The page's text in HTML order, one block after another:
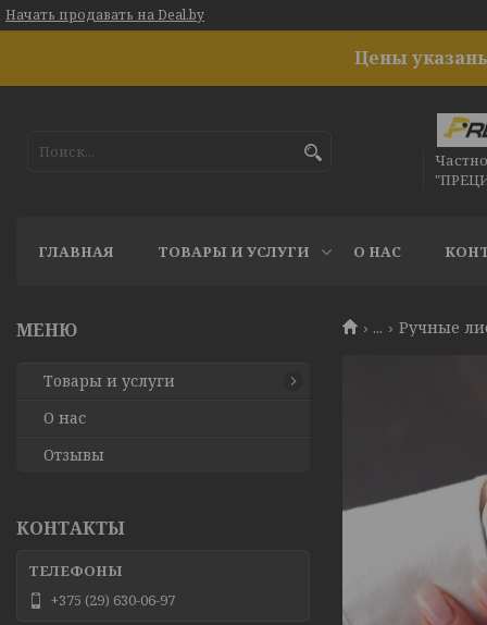
Начать продавать на Deal.by
Цены
ГЛАВНАЯ ТОВАРЫ И УСЛУГИ О НАС
... Ручные
Товары и услуги
О нас
Отзывы
КОНТАКТЫ
+375 (29) 630-06-97